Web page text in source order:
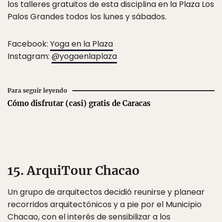
los talleres gratuitos de esta disciplina en la Plaza Los
Palos Grandes todos los lunes y sábados.
Facebook: Yoga en la Plaza
Instagram: @yogaenlaplaza
Para seguir leyendo
Cómo disfrutar (casi) gratis de Caracas
15. ArquiTour Chacao
Un grupo de arquitectos decidió reunirse y planear
recorridos arquitectónicos y a pie por el Municipio
Chacao, con el interés de sensibilizar a los